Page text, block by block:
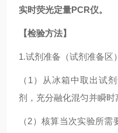
实时荧光定量PCR仪。
【检验方法】
1.试剂准备（试剂准备区）
（1）从冰箱中取出试
剂，充分融化混匀并瞬时
（2）核算当次实验所